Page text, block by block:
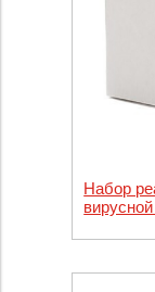
Набор